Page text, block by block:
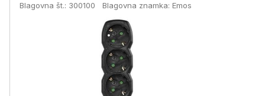
Blagovna št.: 300100 Blagovna znamka: Emos